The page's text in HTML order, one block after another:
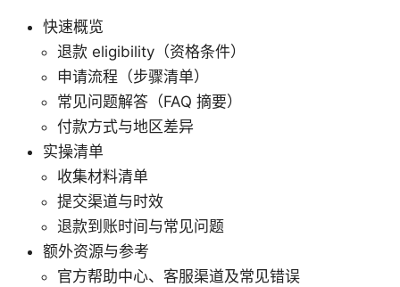
快速概览
退款 eligibility（资格条件）
申请流程（步骤清单）
常见问题解答（FAQ 摘要）
付款方式与地区差异
实操清单
收集材料清单
提交渠道与时效
退款到账时间与常见问题
额外资源与参考
官方帮助中心、客服渠道及常见错误